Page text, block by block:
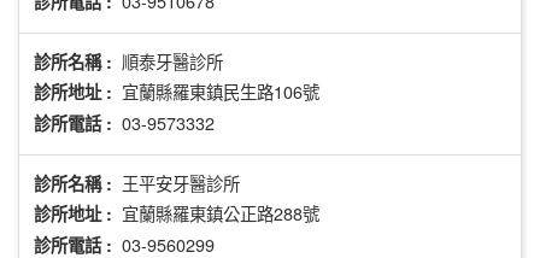
診所名稱 : 順泰牙醫診所
診所地址 : 宜蘭縣羅東鎮民生路106號
診所電話 : 03-9573332
診所名稱 : 王平安牙醫診所
診所地址 : 宜蘭縣羅東鎮公正路288號
診所電話 : 03-9560299